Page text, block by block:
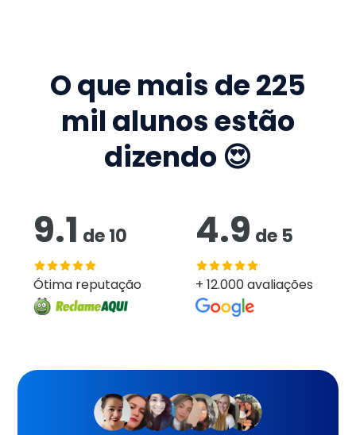
O que mais de225
mil alunos estão
dizendo 😍
9.1 de10
Ótima reputação
4.9 de 5
+ 12.000 avaliações